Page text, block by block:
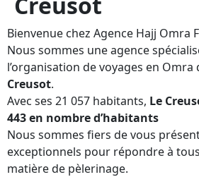
Bienvenue chez Agence Hajj Omra
Nous sommes une agence
l’organisation de voyages en Omra
Creusot.
Avec ses 21 057 habitants, Le
443 en nombre d’habitants
Nous sommes fiers de vous
exceptionnels pour répondre à
matière de pèlerinage.